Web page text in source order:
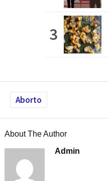
Aborto
About The Author
Admin